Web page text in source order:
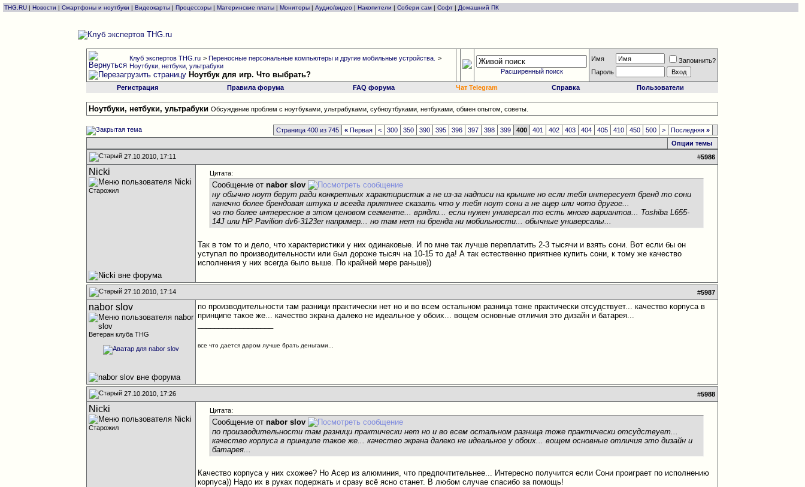
THG.RU | Новости | Смартфоны и ноутбуки | Видеокарты | Процессоры | Материнские платы | Мониторы | Аудио/видео | Накопители | Собери сам | Софт | Домашний ПК
Клуб экспертов THG.ru >Переносные персональные компьютеры и другие мобильные устройства.
>
Ноутбуки, нетбуки, ультрабуки
Ноутбук для игр. Что выбрать? Расширенный поиск
Имя
Запомнить?
Пароль
Регистрация Правила форума FAQ форума Чат Telegram Справка Пользователи
Ноутбуки, нетбуки, ультрабуки Обсуждение проблем с ноутбуками, ультрабуками, субноутбуками, нетбуками, обмен опытом, советы.
Страница 400 из 745 « Первая < 300 350 390 395 396 397 398 399 400 401 402 403 404 405 410 450 500 > Последняя»
Опции темы
27.10.2010, 17:11
#5986
Nicki
Старожил
Цитата:
Сообщение отnabor slov
ну обычно ноут берут ради конкретных характиристик а не из-за надписи на крышке но если тебя интересует бренд то сони
канечно более брендовая штука и всегда приятнее сказать что у тебя ноут сони а не ацер или чото другое...
чо то более интересное в этом ценовом сегменте... врядли... если нужен универсал то есть много вариантов... Toshiba L655-
14J или HP Pavilion dv6-3123er например... но там нет ни бренда ни мобильности... обычные универсалы...
Так в том то и дело, что характеристики у них одинаковые. И по мне так лучше переплатить 2-3 тысячи и взять сони. Вот если бы он
уступал по производительности или был дороже тысяч на 10-15 то да! А так естественно приятнее купить сони, к тому же качество
исполнения у них всегда было выше. По крайней мере раньше))
27.10.2010, 17:14 #5987
nabor slov
Ветеран клуба THG
по производительности там разници практически нет но и во всем остальном разница тоже практически отсудствует... качество корпуса в
принципе такое же... качество экрана далеко не идеальное у обоих... вощем основные отличия это дизайн и батарея...
все что дается даром лучше брать деньгами...
27.10.2010, 17:26 #5988
Nicki
Старожил
Цитата:
Сообщение отnabor slov
по производительности там разници практически нет но и во всем остальном разница тоже практически отсудствует...
качество корпуса в принципе такое же... качество экрана далеко не идеальное у обоих... вощем основные отличия это дизайн и
батарея...
Качество корпуса у них схожее? Но Асер из алюминия, что предпочтительнее... Интересно получится если Сони проиграет по исполнению
корпуса)) Надо их в руках подержать и сразу всё ясно станет. В любом случае спасибо за помощь!